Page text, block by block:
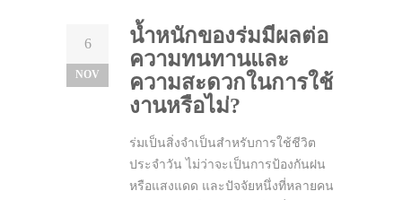
6
NOV
น้ำหนักของร่มมีผลต่อ
ความทนทานและ
ความสะดวกในการใช้
งานหรือไม่?
ร่มเป็นสิ่งจำเป็นสำหรับการใช้ชีวิต
ประจำวัน ไม่ว่าจะเป็นการป้องกันฝน
หรือแสงแดด และปัจจัยหนึ่งที่หลายคน